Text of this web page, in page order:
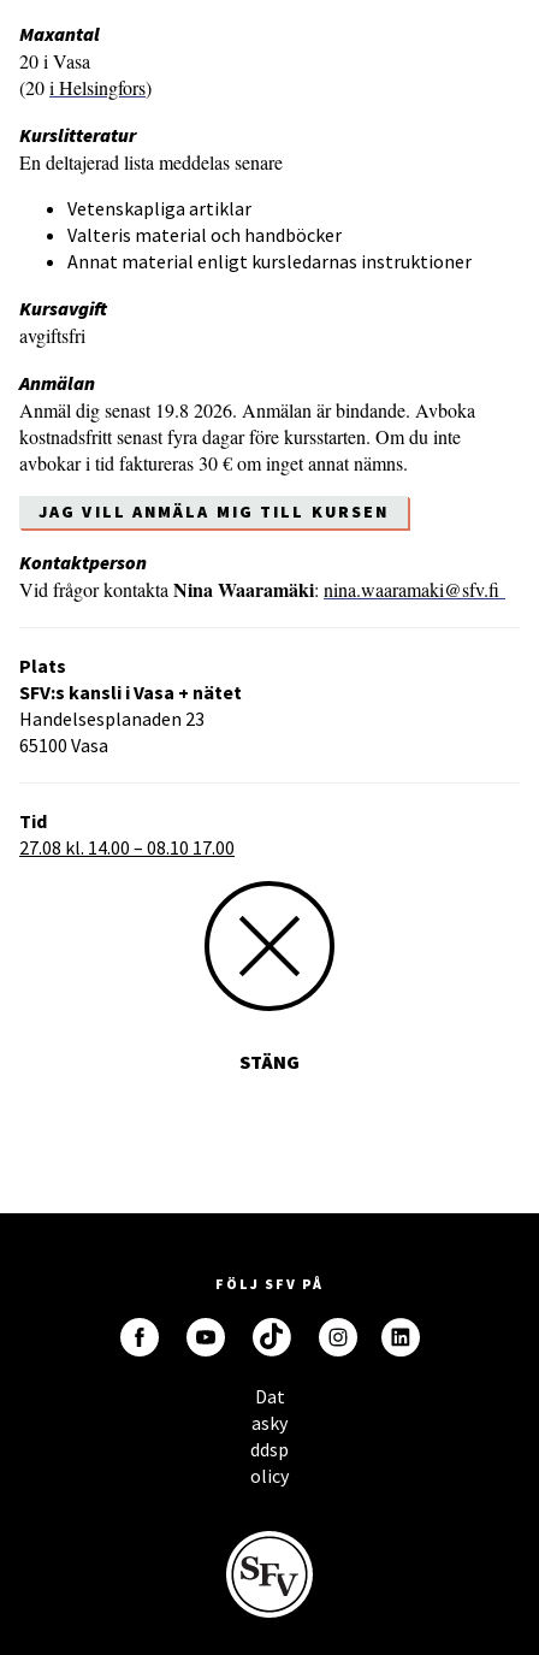
Maxantal
20 i Vasa
(20i Helsingfors)
Kurslitteratur
En deltajerad lista meddelas senare
Vetenskapliga artiklar
Valteris material och handböcker
Annat material enligt kursledarnas instruktioner
Kursavgift
avgiftsfri
Anmälan
Anmäl dig senast 19.8 2026. Anmälan är bindande. Avboka
kostnadsfritt senast fyra dagar före kursstarten. Om du inte
avbokar i tid faktureras 30 € om inget annat nämns.
JAG VILL ANMÄLA MIG TILL KURSEN
Kontaktperson
Vid frågor kontakta Nina Waaramäki: nina.waaramaki@sfv.fi
Plats
SFV:s kansli i Vasa + nätet
Handelsesplanaden 23
65100 Vasa
Tid
27.08 kl. 14.00 – 08.10 17.00
STÄNG
FÖLJ SFV PÅ
Dat
asky
ddsp
olicy